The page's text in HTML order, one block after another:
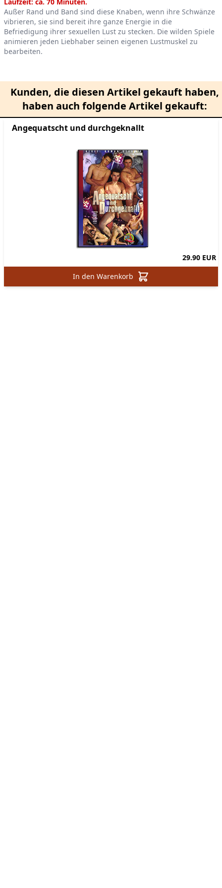
Product information
Außer Rand und Band sind diese Knaben, wenn ihre Schwänze
vibrieren, sie sind bereit ihre ganze Energie in die
Befriedigung ihrer sexuellen Lust zu stecken. Die wilden Spiele
animieren jeden Liebhaber seinen eigenen Lustmuskel zu
bearbeiten.
Kunden, die diesen Artikel gekauft haben,
haben auch folgende Artikel gekauft:
Angequatscht und durchgeknallt
29.90 EUR
In den Warenkorb